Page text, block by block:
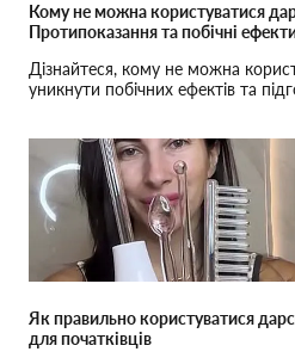
Кому не можна користуватися
Протипоказання та побічні
Дізнайтеся, кому не можна
уникнути побічних ефектів та
Як правильно користуватися
для початківців